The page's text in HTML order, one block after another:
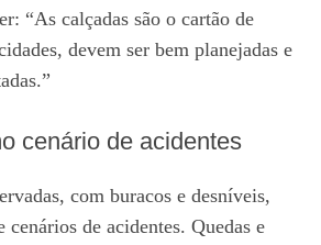
“As calçadas são o cartão de
devem ser bem planejadas e
cenário de acidentes
com buracos e desníveis,
cenários de acidentes. Quedas e